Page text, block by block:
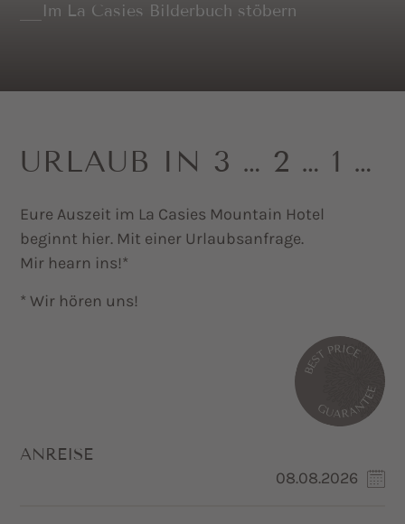
Im La Casies Bilderbuch stöbern
URLAUB IN 3 … 2 … 1 …
Eure Auszeit im La Casies Mountain Hotel
beginnt hier. Mit einer Urlaubsanfrage.
Mir hearn ins!*
* Wir hören uns!
ANREISE